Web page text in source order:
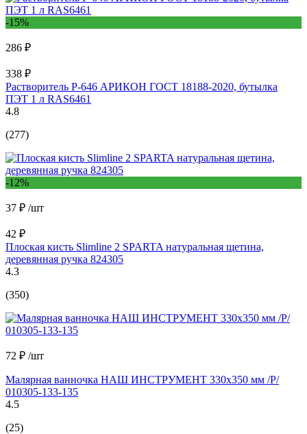
-15%
286 ₽
338 ₽
Растворитель Р-646 АРИКОН ГОСТ 18188-2020, бутылка
ПЭТ 1 л RAS6461
4.8
(277)
-12%
37 ₽ /шт
42 ₽
Плоская кисть Slimline 2 SPARTA натуральная щетина,
деревянная ручка 824305
4.3
(350)
72 ₽ /шт
Малярная ванночка НАШ ИНСТРУМЕНТ 330х350 мм /Р/
010305-133-135
4.5
(25)